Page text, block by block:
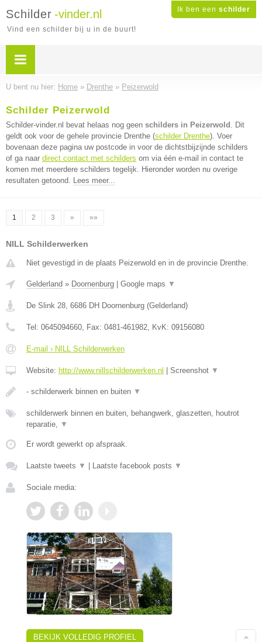
Ik ben een schilder
Schilder -vinder.nl
Vind een schilder bij u in de buurt!
U bent nu hier: Home » Drenthe » Peizerwold
Schilder Peizerwold
Schilder-vinder.nl bevat helaas nog geen schilders in Peizerwold . Dit
geldt ook voor de gehele provincie Drenthe (schilder Drenthe). Voer
bovenaan deze pagina uw postcode in voor de dichtstbijzijnde schilders
of ga naar direct contact met schilders om via één e-mail in contact te
komen met meerdere schilders tegelijk. Hieronder worden nu overige
resultaten getoond. Lees meer...
1 2 3 » »»
NILL Schilderwerken
Niet gevestigd in de plaats Peizerwold en in de provincie Drenthe.
Gelderland » Doornenburg Google maps ▼
De Slink 28, 6686 DH Doornenburg (Gelderland)
Tel: 0645094660, Fax: 0481-461982, KvK: 09156080
E-mail › NILL Schilderwerken
Website: http://www.nillschilderwerken.nl Screenshot ▼
- schilderwerk binnen en buiten ▼
schilderwerk binnen en buiten, behangwerk, glaszetten, houtrot
reparatie, ▼
Er wordt gewerkt op afspraak.
Laatste tweets ▼ Laatste facebook posts ▼
Sociale media:
BEKIJK VOLLEDIG PROFIEL